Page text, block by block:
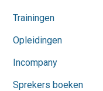
Trainingen
Opleidingen
Incompany
Sprekers boeken